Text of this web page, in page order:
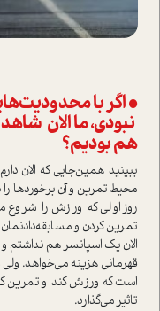
• اگر با
نبودی، ما الان
هم بودیم؟
ببینید همین‌جایی که الان
محیط تمرین و آن برخوردها را
روز اولی که ورزش را شروع
تمرین کردن و
الان یک اسپانسر هم نداشتم و
قهرمانی هزینه می‌خواهد.
ا‌ست که ورزش کند و تمرین
تاثیر می‌گذارد.